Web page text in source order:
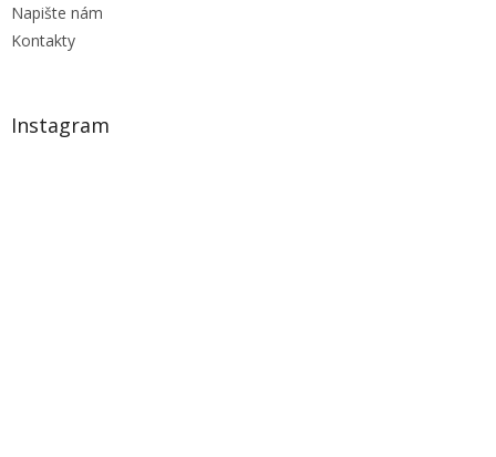
Napište nám
Kontakty
Instagram